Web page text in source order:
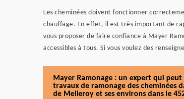
Les cheminées doivent fonctionner
chauffage. En effet, il est très important de
vous proposer de faire confiance à Mayer
accessibles à tous. Si vous voulez des
Mayer Ramonage : un expert qui peut
travaux de ramonage des cheminées
de Melleroy et ses environs dans le